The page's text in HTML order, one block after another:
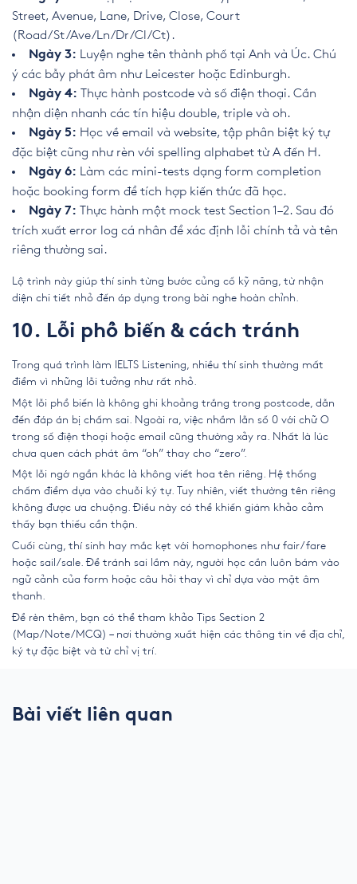
Street, Avenue, Lane, Drive, Close, Court
(Road/St/Ave/Ln/Dr/Cl/Ct).
Ngày 3: Luyện nghe tên thành phố tại Anh và Úc. Chú
ý các bẫy phát âm như Leicester hoặc Edinburgh.
Ngày 4: Thực hành postcode và số điện thoại. Cần
nhận diện nhanh các tín hiệu double, triple và oh.
Ngày 5: Học về email và website, tập phân biệt ký tự
đặc biệt cũng như rèn với spelling alphabet từ A đến H.
Ngày 6: Làm các mini-tests dạng form completion
hoặc booking form để tích hợp kiến thức đã học.
Ngày 7: Thực hành một mock test Section 1–2. Sau đó
trích xuất error log cá nhân để xác định lỗi chính tả và tên
riêng thường sai.
Lộ trình này giúp thí sinh từng bước củng cố kỹ năng, từ nhận
diện chi tiết nhỏ đến áp dụng trong bài nghe hoàn chỉnh.
10. Lỗi phổ biến & cách tránh
Trong quá trình làm IELTS Listening, nhiều thí sinh thường mất
điểm vì những lỗi tưởng như rất nhỏ.
Một lỗi phổ biến là không ghi khoảng trắng trong postcode, dẫn
đến đáp án bị chấm sai. Ngoài ra, việc nhầm lẫn số 0 với chữ O
trong số điện thoại hoặc email cũng thường xảy ra. Nhất là lúc
chưa quen cách phát âm “oh” thay cho “zero”.
Một lỗi ngớ ngẩn khác là không viết hoa tên riêng. Hệ thống
chấm điểm dựa vào chuỗi ký tự. Tuy nhiên, viết thường tên riêng
không được ưa chuộng. Điều này có thể khiến giám khảo cảm
thấy bạn thiếu cẩn thận.
Cuối cùng, thí sinh hay mắc kẹt với homophones như fair/fare
hoặc sail/sale. Để tránh sai lầm này, người học cần luôn bám vào
ngữ cảnh của form hoặc câu hỏi thay vì chỉ dựa vào mặt âm
thanh.
Để rèn thêm, bạn có thể tham khảo Tips Section 2
(Map/Note/MCQ) – nơi thường xuất hiện các thông tin về địa chỉ,
ký tự đặc biệt và từ chỉ vị trí.
Bài viết liên quan